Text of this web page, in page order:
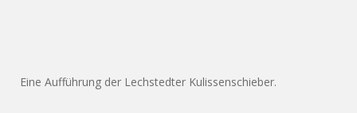
Eine Aufführung der Lechstedter Kulissenschieber.